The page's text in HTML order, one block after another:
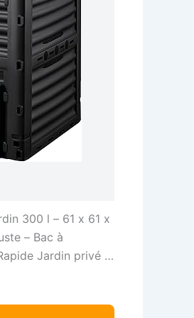
300 l – 61 x 61 x
– Bac à
Jardin privé –